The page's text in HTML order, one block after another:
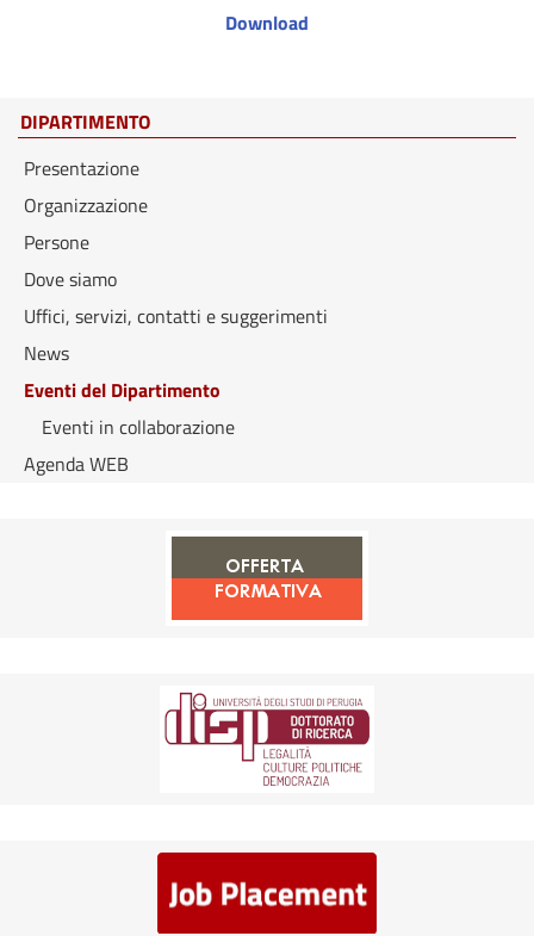
Download
DIPARTIMENTO
Presentazione
Organizzazione
Persone
Dove siamo
Uffici, servizi, contatti e suggerimenti
News
Eventi del Dipartimento
Eventi in collaborazione
Agenda WEB